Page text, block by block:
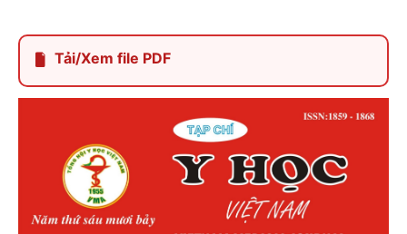
Tải/Xem file PDF